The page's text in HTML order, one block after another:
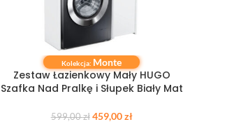
DODAJ DO KOSZYKA
Kolekcja: Monte
Zestaw Łazienkowy Mały HUGO
Szafka Nad Pralkę i Słupek Biały Mat
599,00zł 459,00zł